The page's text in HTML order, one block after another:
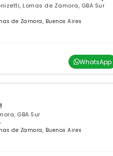
Lomas de Zamora, GBA Sur
de Zamora, Buenos Aires
WhatsApp
GBA Sur
de Zamora, Buenos Aires